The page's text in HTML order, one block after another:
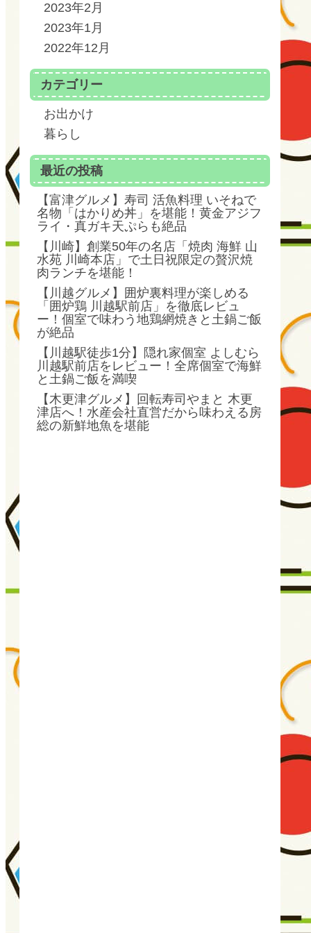
2023年2月
2023年1月
2022年12月
カテゴリー
お出かけ
暮らし
最近の投稿
【富津グルメ】寿司 活魚料理 いそねで
名物「はかりめ丼」を堪能！黄金アジフ
ライ・真ガキ天ぷらも絶品
【川崎】創業50年の名店「焼肉 海鮮 山
水苑 川崎本店」で土日祝限定の贅沢焼
肉ランチを堪能！
【川越グルメ】囲炉裏料理が楽しめる
「囲炉鶏 川越駅前店」を徹底レビュ
ー！個室で味わう地鶏網焼きと土鍋ご飯
が絶品
【川越駅徒歩1分】隠れ家個室 よしむら
川越駅前店をレビュー！全席個室で海鮮
と土鍋ご飯を満喫
【木更津グルメ】回転寿司やまと 木更
津店へ！水産会社直営だから味わえる房
総の新鮮地魚を堪能